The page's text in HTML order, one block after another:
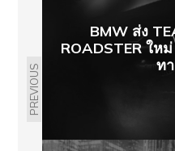
PREVIOUS
BMW ส่ง
ROADSTER ให
ท